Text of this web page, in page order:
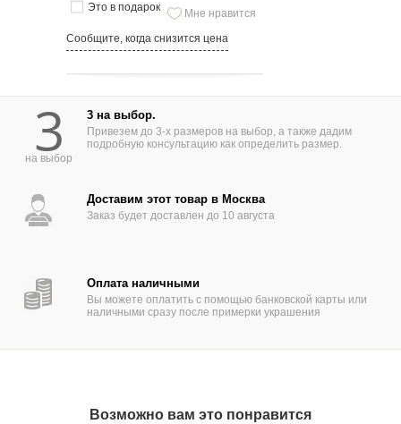
Мне нравится
Это в подарок
Сообщите, когда снизится цена
3
на выбор
3 на выбор.
Привезем до 3-х размеров на выбор, а также дадим
подробную консультацию как определить размер.
Доставим этот товар в Москва
Заказ будет доставлен до 10 августа
Оплата наличными
Вы можете оплатить с помощью банковской карты или
наличными сразу после примерки украшения
Возможно вам это понравится